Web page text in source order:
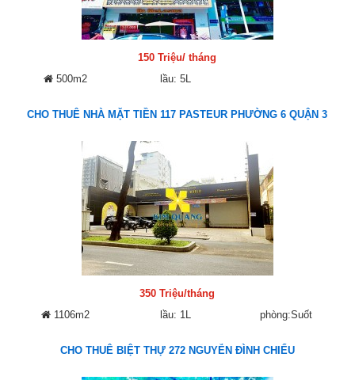
150 Triệu/ tháng
500m2
lầu: 5L
CHO THUÊ NHÀ MẶT TIỀN 117 PASTEUR PHƯỜNG 6 QUẬN 3
350 Triệu/tháng
1106m2
lầu: 1L phòng:Suốt
CHO THUÊ BIỆT THỰ 272 NGUYỄN ĐÌNH CHIỂU